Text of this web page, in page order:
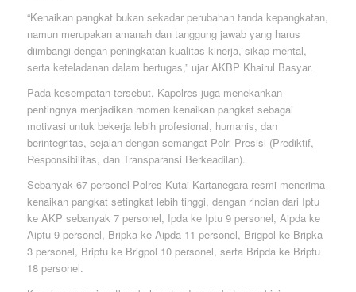
“Kenaikan pangkat bukan sekadar perubahan tanda kepangkatan,
namun merupakan amanah dan tanggung jawab yang harus
diimbangi dengan peningkatan kualitas kinerja, sikap mental,
serta keteladanan dalam bertugas,” ujar AKBP Khairul Basyar.
Pada kesempatan tersebut, Kapolres juga menekankan
pentingnya menjadikan momen kenaikan pangkat sebagai
motivasi untuk bekerja lebih profesional, humanis, dan
berintegritas, sejalan dengan semangat Polri Presisi (Prediktif,
Responsibilitas, dan Transparansi Berkeadilan).
Sebanyak 67 personel Polres Kutai Kartanegara resmi menerima
kenaikan pangkat setingkat lebih tinggi, dengan rincian dari Iptu
ke AKP sebanyak 7 personel, Ipda ke Iptu 9 personel, Aipda ke
Aiptu 9 personel, Bripka ke Aipda 11 personel, Brigpol ke Bripka
3 personel, Briptu ke Brigpol 10 personel, serta Bripda ke Briptu
18 personel.